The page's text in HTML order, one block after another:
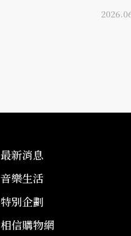
最新消息
音樂生活
特別企劃
相信購物網